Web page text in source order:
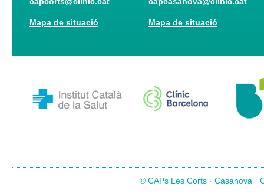
Mapa de situació Mapa de situació
© CAPs Les Corts · Casanova ·